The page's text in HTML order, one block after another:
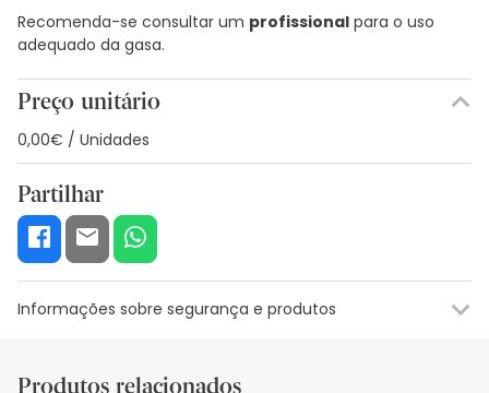
Recomenda-se consultar um profissional para o uso
adequado da gasa.
Preço unitário
0,00€ / Unidades
Partilhar
Informações sobre segurança e produtos
Produtos relacionados